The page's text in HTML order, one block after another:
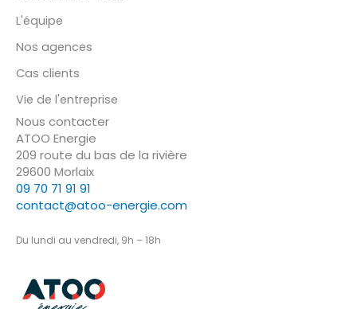
L'équipe
Nos agences
Cas clients
Vie de l'entreprise
Nous contacter
ATOO Energie
209 route du bas de la rivière
29600 Morlaix
09 70 71 91 91
contact@atoo-energie.com
Du lundi au vendredi, 9h – 18h